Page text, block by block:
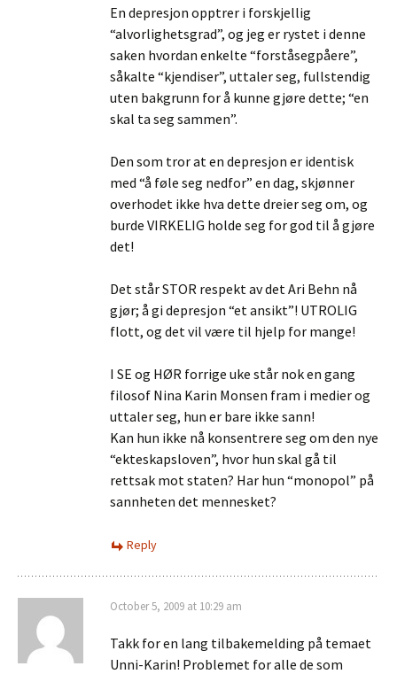
En depresjon opptrer i forskjellig
“alvorlighetsgrad”, og jeg er rystet i denne
saken hvordan enkelte “forståsegpåere”,
såkalte “kjendiser”, uttaler seg, fullstendig
uten bakgrunn for å kunne gjøre dette; “en
skal ta seg sammen”.
Den som tror at en depresjon er identisk
med “å føle seg nedfor” en dag, skjønner
overhodet ikke hva dette dreier seg om, og
burde VIRKELIG holde seg for god til å gjøre
det!
Det står STOR respekt av det Ari Behn nå
gjør; å gi depresjon “et ansikt”! UTROLIG
flott, og det vil være til hjelp for mange!
I SE og HØR forrige uke står nok en gang
filosof Nina Karin Monsen fram i medier og
uttaler seg, hun er bare ikke sann!
Kan hun ikke nå konsentrere seg om den nye
“ekteskapsloven”, hvor hun skal gå til
rettsak mot staten? Har hun “monopol” på
sannheten det mennesket?
Reply
October 5, 2009 at 10:29 am
Takk for en lang tilbakemelding på temaet
Unni-Karin! Problemet for alle de som